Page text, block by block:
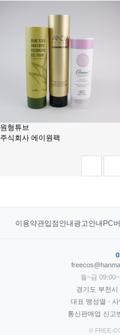
원형튜브
주식회사 에이원팩
이용약관입점안내 광고안내 PC
월~금
경기도 부천시
대표 맹성열 ·
통신판매업 신고
© FREE-